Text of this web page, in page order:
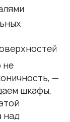
не
—
шкафы,
над